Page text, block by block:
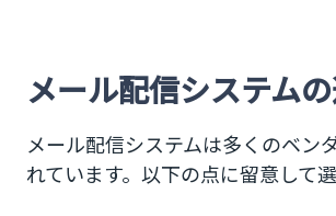
メール配信システム
メール配信システムは多くのベン
れています。以下の点に留意して